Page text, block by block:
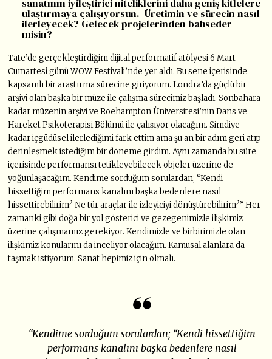
sanatının iyileştirici niteliklerini daha geniş kitlelere
ulaştırmaya çalışıyorsun. Üretimin ve sürecin nasıl
ilerleyecek? Gelecek projelerinden bahseder
misin?
Tate’de gerçekleştirdiğim dijital performatif atölyesi 6 Mart
Cumartesi günü WOW Festivali’nde yer aldı. Bu sene içerisinde
kapsamlı bir araştırma sürecine giriyorum. Londra’da güçlü bir
arşivi olan başka bir müze ile çalışma sürecimiz başladı. Sonbahara
kadar müzenin arşivi ve Roehampton Üniversitesi’nin Dans ve
Hareket Psikoterapisi Bölümü ile çalışıyor olacağım. Şimdiye
kadar içgüdüsel ilerlediğimi fark ettim ama şu an bir adım geri atıp
derinleşmek istediğim bir döneme girdim. Aynı zamanda bu süre
içerisinde performansı tetikleyebilecek objeler üzerine de
yoğunlaşacağım. Kendime sorduğum sorulardan; “Kendi
hissettiğim performans kanalını başka bedenlere nasıl
hissettirebilirim? Ne tür araçlar ile izleyiciyi dönüştürebilirim?” Her
zamanki gibi doğa bir yol gösterici ve gezegenimizle ilişkimiz
üzerine çalışmamız gerekiyor. Kendimizle ve birbirimizle olan
ilişkimiz konularını da inceliyor olacağım. Kamusal alanlara da
taşmak istiyorum. Sanat hepimiz için olmalı.
“Kendime sorduğum sorulardan; “Kendi hissettiğim
performans kanalını başka bedenlere nasıl